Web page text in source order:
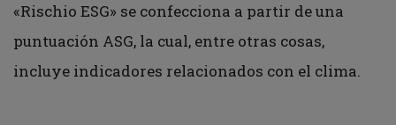
«Rischio ESG» se confecciona a partir de una
puntuación ASG, la cual, entre otras cosas,
incluye indicadores relacionados con el clima.